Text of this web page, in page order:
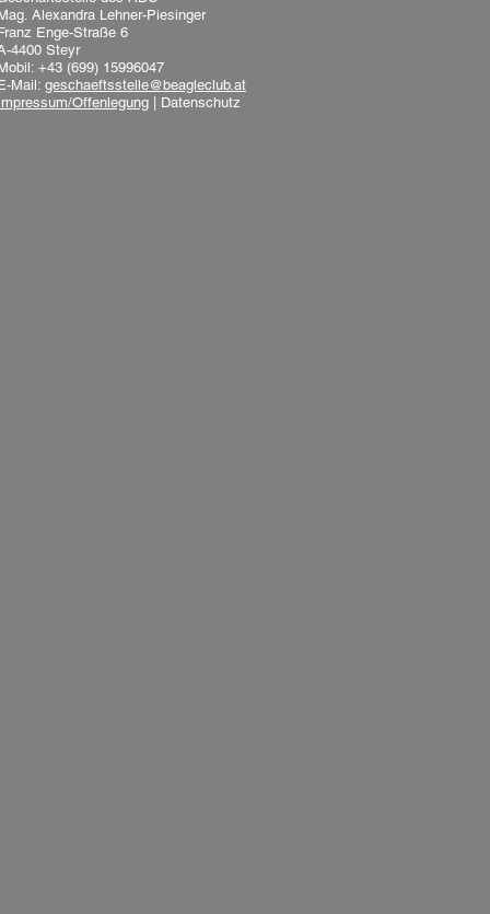
Alexandra Lehner-Piesinger
Enge-Straße 6
4400 Steyr
+43 (699) 15996047
Mail: geschaeftsstelle@beagleclub.at
Offenlegung
Datenschutz